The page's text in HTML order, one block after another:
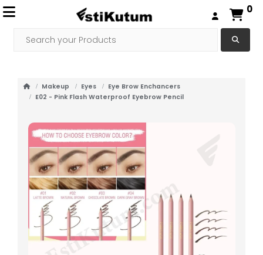
0
Makeup Eyes
Eye Brow Enchancers
E02 - Pink Flash Waterproof Eyebrow Pencil